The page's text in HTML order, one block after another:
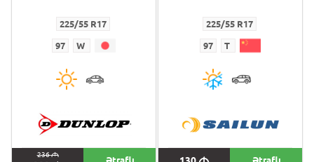
225/55 R17
97 W
236M
Ətraflı
225/55 R17
97 T
Ətraflı